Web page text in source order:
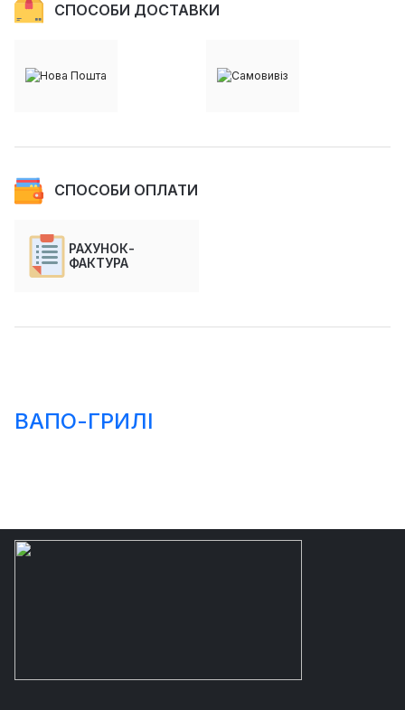
СПОСОБИ ДОСТАВКИ
СПОСОБИ ОПЛАТИ
РАХУНОК-
ФАКТУРА
ВАПО-ГРИЛІ